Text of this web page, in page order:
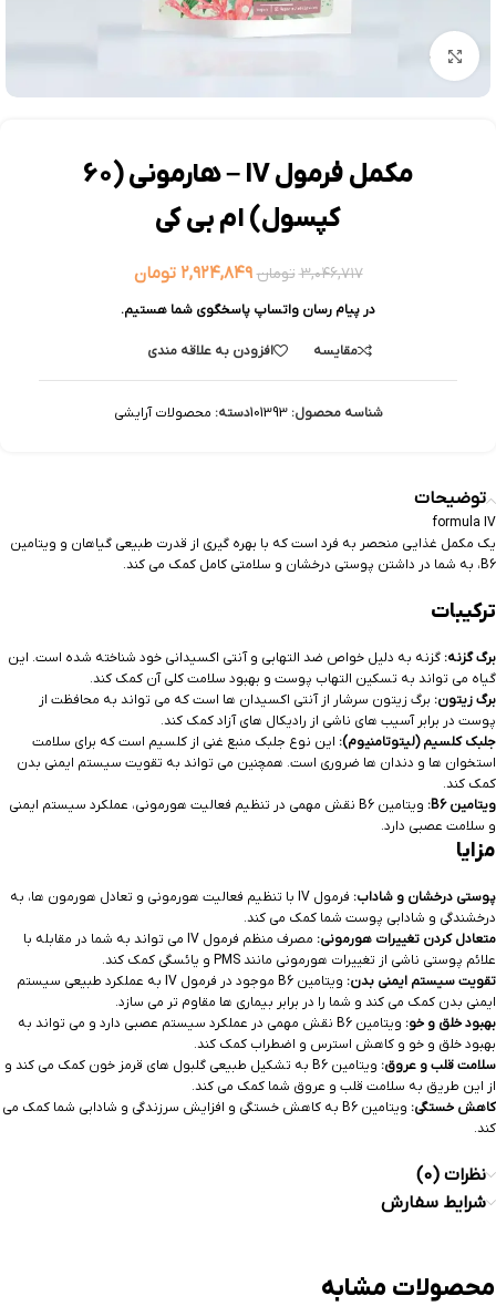
بزرگنمایی تصویر
مکمل فرمول IV – هارمونی (60
کپسول) ام بی کی
۳,۰۴۶,۷۱۷ تومان ۲,۹۲۴,۸۴۹ تومان
در پیام رسان واتساپ پاسخگوی شما هستیم.
مقایسه افزودن به علاقه مندی
شناسه محصول:101393دسته: محصولات آرایشی
توضیحات
formula IV
یک مکمل غذایی منحصر به فرد است که با بهره گیری از قدرت طبیعی گیاهان و ویتامین
B6، به شما در داشتن پوستی درخشان و سلامتی کامل کمک می کند.
ترکیبات
برگ گزنه: گزنه به دلیل خواص ضد التهابی و آنتی اکسیدانی خود شناخته شده است. این
گیاه می تواند به تسکین التهاب پوست و بهبود سلامت کلی آن کمک کند.
برگ زیتون: برگ زیتون سرشار از آنتی اکسیدان ها است که می تواند به محافظت از
پوست در برابر آسیب های ناشی از رادیکال های آزاد کمک کند.
جلبک کلسیم (لیتوتامنیوم): این نوع جلبک منبع غنی از کلسیم است که برای سلامت
استخوان ها و دندان ها ضروری است. همچنین می تواند به تقویت سیستم ایمنی بدن
کمک کند.
ویتامین B6:
ویتامین B6 نقش مهمی در تنظیم فعالیت هورمونی، عملکرد سیستم ایمنی
و سلامت عصبی دارد.
مزایا
پوستی درخشان و شاداب:
فرمول IV با تنظیم فعالیت هورمونی و تعادل هورمون ها، به
درخشندگی و شادابی پوست شما کمک می کند.
متعادل کردن تغییرات هورمونی:
مصرف منظم فرمول IV می تواند به شما در مقابله با
علائم پوستی ناشی از تغییرات هورمونی مانند PMS و یائسگی کمک کند.
تقویت سیستم ایمنی بدن:
ویتامین B6 موجود در فرمول IV به عملکرد طبیعی سیستم
ایمنی بدن کمک می کند و شما را در برابر بیماری ها مقاوم تر می سازد.
بهبود خلق و خو:
ویتامین B6 نقش مهمی در عملکرد سیستم عصبی دارد و می تواند به
بهبود خلق و خو و کاهش استرس و اضطراب کمک کند.
سلامت قلب و عروق:
ویتامین B6 به تشکیل طبیعی گلبول های قرمز خون کمک می کند و
از این طریق به سلامت قلب و عروق شما کمک می کند.
کاهش خستگی:
ویتامین B6 به کاهش خستگی و افزایش سرزندگی و شادابی شما کمک می
کند.
نظرات (0)
شرایط سفارش
محصولات مشابه